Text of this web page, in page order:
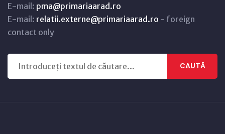
E-mail: pma@primariaarad.ro
E-mail: relatii.externe@primariaarad.ro - foreign
contact only
CAUTĂ